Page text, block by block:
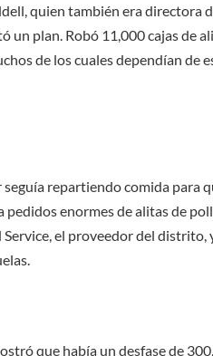
quien también era directora
un plan. Robó 11,000 cajas de
de los cuales dependían de
repartiendo comida para
pedidos enormes de alitas de
el proveedor del distrito,
que había un desfase de